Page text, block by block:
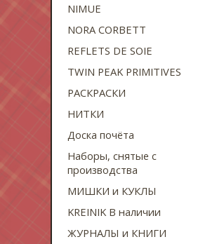
NIMUE
NORA CORBETT
REFLETS DE SOIE
TWIN PEAK PRIMITIVES
РАСКРАСКИ
НИТКИ
Доска почёта
Наборы, снятые с
производства
МИШКИ и КУКЛЫ
KREINIK В наличии
ЖУРНАЛЫ и КНИГИ